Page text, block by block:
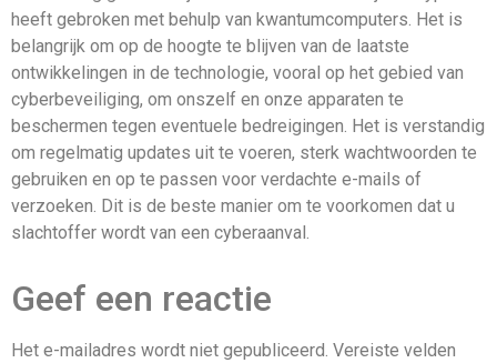
heeft gebroken met behulp van kwantumcomputers. Het is
belangrijk om op de hoogte te blijven van de laatste
ontwikkelingen in de technologie, vooral op het gebied van
cyberbeveiliging, om onszelf en onze apparaten te
beschermen tegen eventuele bedreigingen. Het is verstandig
om regelmatig updates uit te voeren, sterk wachtwoorden te
gebruiken en op te passen voor verdachte e-mails of
verzoeken. Dit is de beste manier om te voorkomen dat u
slachtoffer wordt van een cyberaanval.
Geef een reactie
Het e-mailadres wordt niet gepubliceerd. Vereiste velden